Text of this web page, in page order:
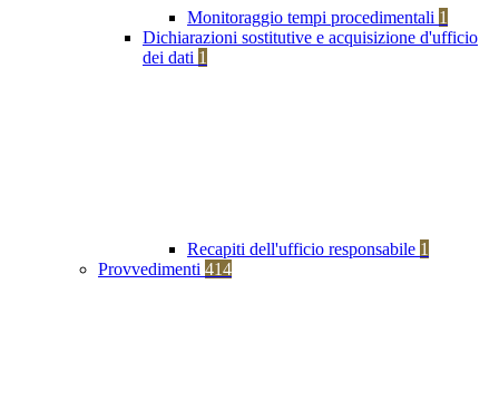
Monitoraggio tempi procedimentali 1
Dichiarazioni sostitutive e acquisizione d'ufficio
dei dati 1
Recapiti dell'ufficio responsabile 1
Provvedimenti 414